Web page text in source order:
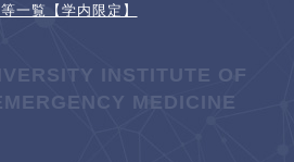
一覧【学内限定】
INSTITUTE OF
MEDICINE